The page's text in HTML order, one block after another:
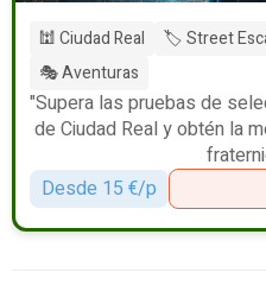
🕍 Ciudad Real 🏷️ Street
🎭 Aventuras
"Supera las pruebas de
de Ciudad Real y obtén la
Desde 15 €/p